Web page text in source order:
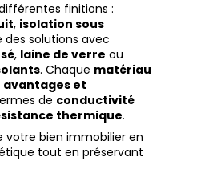
finitions :
, isolation sous
des solutions avec
, laine de verre ou
. Chaque matériau
avantages et
de conductivité
thermique.
votre bien immobilier en
tout en préservant